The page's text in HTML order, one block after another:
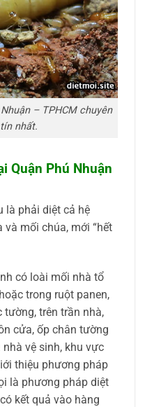
– TPHCM chuyên
nhất.
Quận Phú Nhuận
là phải diệt cả hệ
mối chúa, mới “hết
có loài mối nhà tổ
trong ruột panen,
tường, trên trần nhà,
cửa, ốp chân tường
vệ sinh, khu vực
thiệu phương pháp
là phương pháp diệt
kết quả vào hàng